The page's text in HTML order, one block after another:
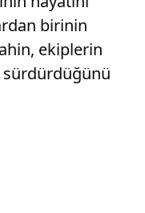
birinin
ekiplerin
sürdürdüğünü